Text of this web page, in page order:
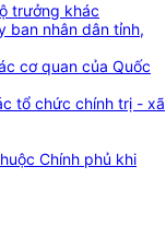
trưởng khác
ban nhân dân tỉnh,
cơ quan của Quốc
tổ chức chính trị - xã
Chính phủ khi